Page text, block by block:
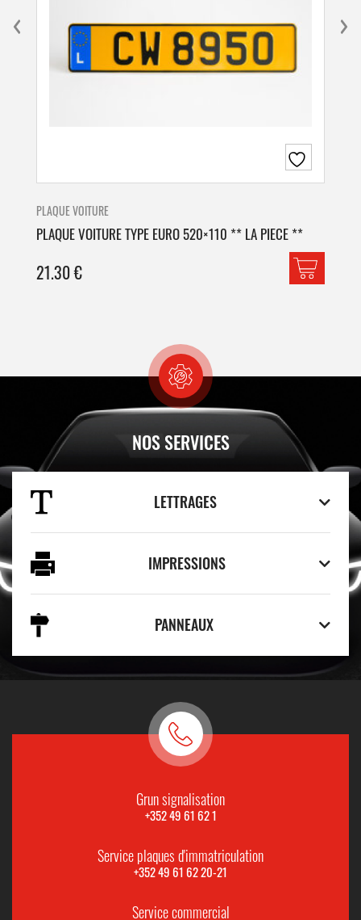
PLAQUE VOITURE
PLAQUE VOITURE TYPE EURO 520×110 ** LA PIECE **
21.30€
NOS SERVICES
LETTRAGES
IMPRESSIONS
PANNEAUX
Grun signalisation
+352 49 61 62 1
Service plaques d'immatriculation
+352 49 61 62 20-21
Service commercial